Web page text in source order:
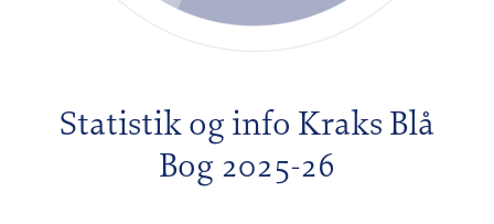
Statistik og info Kraks Blå
Bog 2025-26